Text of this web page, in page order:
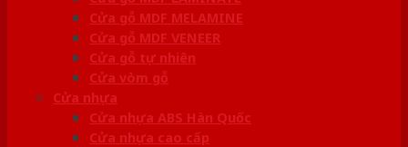
Cửa gỗ MDF MELAMINE
Cửa gỗ MDF VENEER
Cửa gỗ tự nhiên
Cửa vòm gỗ
Cửa nhựa
Cửa nhựa ABS Hàn Quốc
Cửa nhựa cao cấp